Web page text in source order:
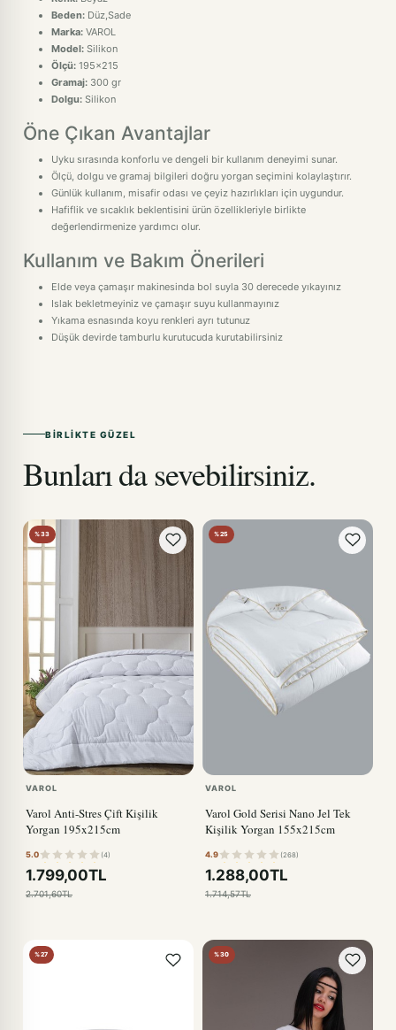
Beden: Düz,Sade
Marka: VAROL
Model: Silikon
Ölçü: 195x215
Gramaj: 300 gr
Dolgu: Silikon
Öne Çıkan Avantajlar
Uyku sırasında konforlu ve dengeli bir kullanım deneyimi sunar.
Ölçü, dolgu ve gramaj bilgileri doğru yorgan seçimini kolaylaştırır.
Günlük kullanım, misafir odası ve çeyiz hazırlıkları için uygundur.
Hafiflik ve sıcaklık beklentisini ürün özellikleriyle birlikte
değerlendirmenize yardımcı olur.
Kullanım ve Bakım Önerileri
Elde veya çamaşır makinesinda bol suyla 30 derecede yıkayınız
Islak bekletmeyiniz ve çamaşır suyu kullanmayınız
Yıkama esnasında koyu renkleri ayrı tutunuz
Düşük devirde tamburlu kurutucuda kurutabilirsiniz
BIRLIKTE GÜZEL
Bunları da sevebilirsiniz.
%33
VAROL
Varol Anti-Stres Çift Kişilik
Yorgan 195x215cm
5.0 (4)
1.799,00TL
2.701,60TL
%25
VAROL
Varol Gold Serisi Nano Jel Tek
Kişilik Yorgan 155x215cm
4.9 (268)
1.288,00TL
1.714,57TL
%27 %30